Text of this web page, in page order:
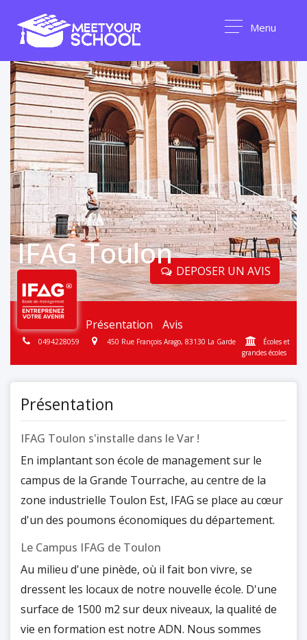
Menu
DEPOSER UN AVIS
IFAG Toulon
Présentation Avis
0494228059 450 Rue François Arago, 83130 La Garde
Écoles et
grandes écoles
Présentation
IFAG Toulon s'installe dans le Var !
En implantant son école de management sur le
campus de la Grande Tourrache, au centre de la
zone industrielle Toulon Est, IFAG se place au cœur
d'un des poumons économiques du département.
Le Campus IFAG de Toulon
Au milieu d'une pinède, où il fait bon vivre, se
dressent les locaux de notre nouvelle école. D'une
surface de 1500 m2 sur deux niveaux, la qualité de
vie en formation est notre ADN. Nous sommes